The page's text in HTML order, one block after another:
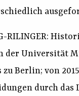
RILINGER:
der Universität
Berlin; von
durch